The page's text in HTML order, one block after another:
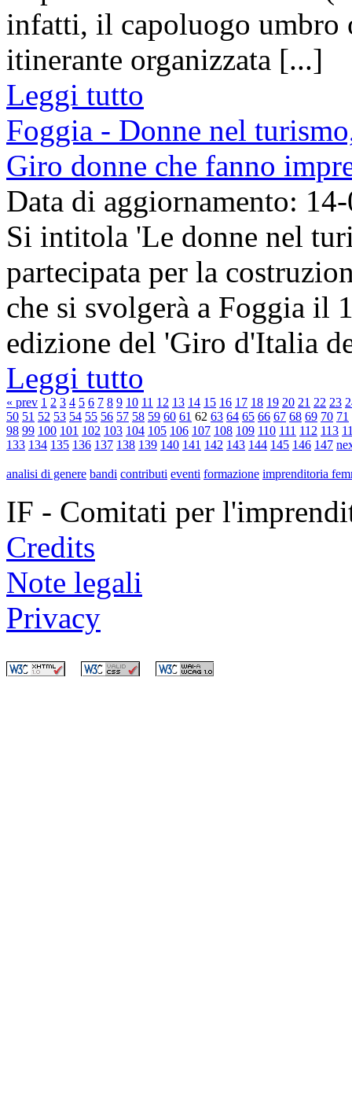
infatti, il capoluogo umbro
itinerante organizzata [...]
Leggi tutto
Foggia - Donne nel
Giro donne che fanno
Data di aggiornamento:
Si intitola 'Le donne nel
partecipata per la
che si svolgerà a Foggia
edizione del 'Giro d'Italia
Leggi tutto
« prev 1 2 3 4 5 6 7 8 9 10 11 12 13 14 15 16 17 18 19 20 21 22 23
50 51 52 53 54 55 56 57 58 59 60 61 62 63 64 65 66 67 68 69 70 71
98 99 100 101 102 103 104 105 106 107 108 109 110 111 112 113
133 134 135 136 137 138 139 140 141 142 143 144 145 146 147
analisi di genere bandi contributi eventi formazione imprenditoria
IF - Comitati per
Credits
Note legali
Privacy